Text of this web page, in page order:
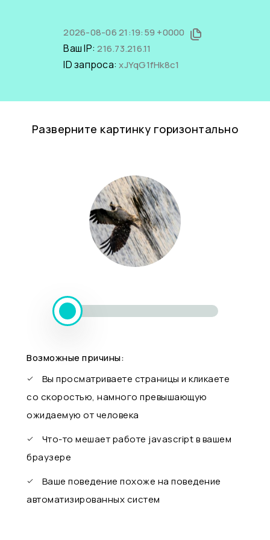
2026-08-06 21:19:59 +0000
Ваш IP:216.73.216.11
ID запроса:xJYqG1fHk8c1
Разверните картинку горизонтально
Возможные причины:
Вы просматриваете страницы и кликаете
со скоростью, намного превышающую
ожидаемую от человека
Что-то мешает работе javascript в вашем
браузере
Ваше поведение похоже на поведение
автоматизированных систем